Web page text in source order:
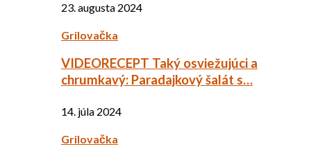
23. augusta 2024
Grilovačka
VIDEORECEPT Taký osviežujúci a
chrumkavý: Paradajkový šalát s…
14. júla 2024
Grilovačka